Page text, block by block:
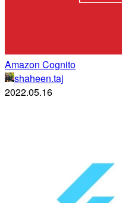
Amazon Cognito
shaheen.taj
2022.05.16